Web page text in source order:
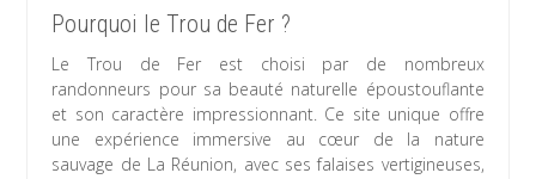
Pourquoi le Trou de Fer ?
Le Trou de Fer est choisi par de nombreux
randonneurs pour sa beauté naturelle époustouflante
et son caractère impressionnant. Ce site unique offre
une expérience immersive au cœur de la nature
sauvage de La Réunion, avec ses falaises vertigineuses,